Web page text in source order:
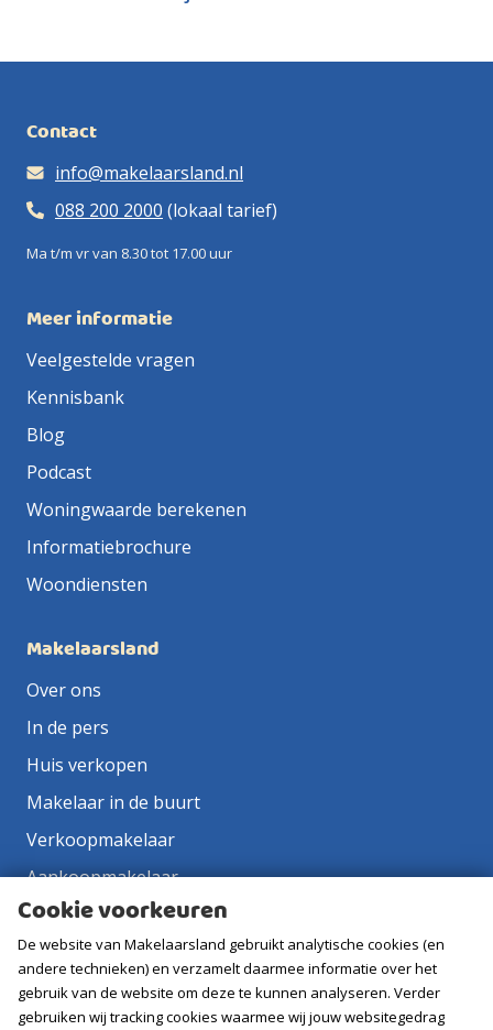
Contact
info@makelaarsland.nl
088 200 2000 (lokaal tarief)
Ma t/m vr van 8.30 tot 17.00 uur
Meer informatie
Veelgestelde vragen
Kennisbank
Blog
Podcast
Woningwaarde berekenen
Informatiebrochure
Woondiensten
Makelaarsland
Over ons
In de pers
Huis verkopen
Makelaar in de buurt
Verkoopmakelaar
Aankoopmakelaar
Contact
Vacatures
Volg ons
Cookie voorkeuren
De website van Makelaarsland gebruikt analytische cookies (en
andere technieken) en verzamelt daarmee informatie over het
gebruik van de website om deze te kunnen analyseren. Verder
gebruiken wij tracking cookies waarmee wij jouw websitegedrag